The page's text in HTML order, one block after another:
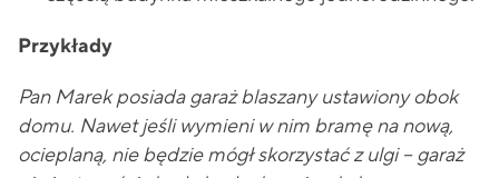
Przykłady
Pan Marek posiada garaż blaszany ustawiony obok
domu. Nawet jeśli wymieni w nim bramę na nową,
ocieplaną, nie będzie mógł skorzystać z ulgi – garaż